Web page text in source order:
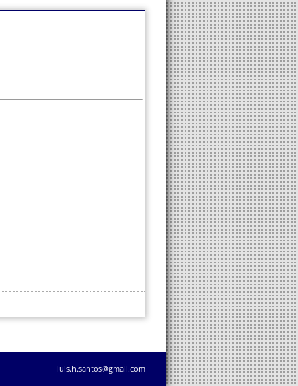
luis.h.santos@gmail.com